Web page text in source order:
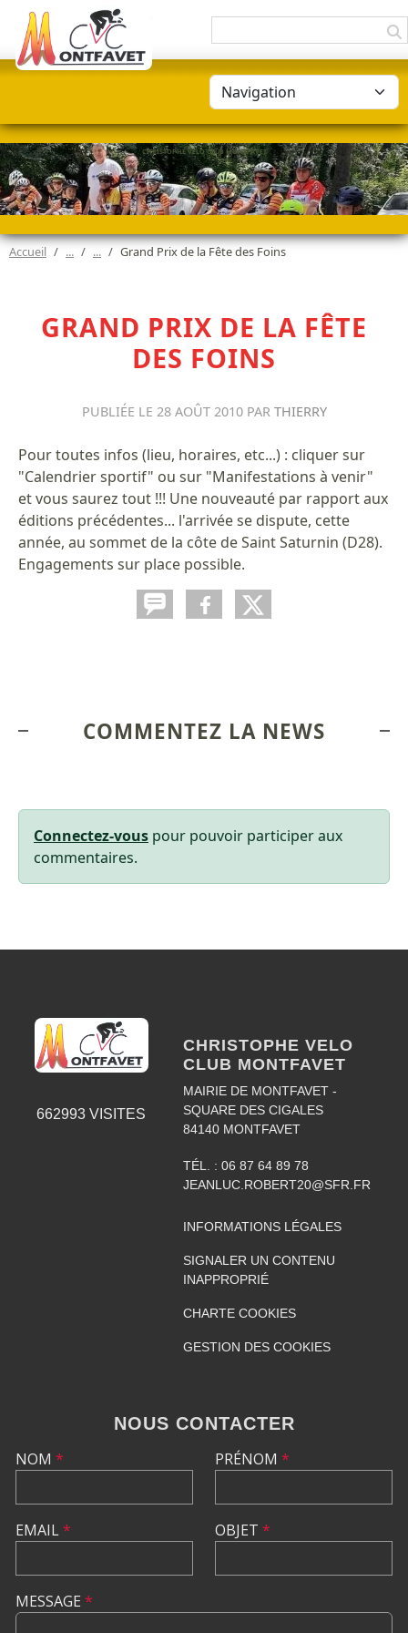
CHRISTOPHE VÉLO CLUB MONTFAVET
Accueil Grand Prix de la Fête des Foins
GRAND PRIX DE LA FÊTE
DES FOINS
PUBLIÉE LE 28 AOÛT 2010PAR THIERRY
Pour toutes infos (lieu, horaires, etc...) : cliquer sur
"Calendrier sportif" ou sur "Manifestations à venir"
et vous saurez tout !!! Une nouveauté par rapport aux
éditions précédentes... l'arrivée se dispute, cette
année, au sommet de la côte de Saint Saturnin (D28).
Engagements sur place possible.
COMMENTEZ LA NEWS
Connectez-vous pour pouvoir participer aux
commentaires.
662993 VISITES
CHRISTOPHE VELO
CLUB MONTFAVET
MAIRIE DE MONTFAVET -
SQUARE DES CIGALES
84140 MONTFAVET
TÉL. : 06 87 64 89 78
JEANLUC.ROBERT20@SFR.FR
INFORMATIONS LÉGALES
SIGNALER UN CONTENU
INAPPROPRIÉ
CHARTE COOKIES
GESTION DES COOKIES
NOUS CONTACTER
NOM *
EMAIL*
PRÉNOM *
OBJET *
MESSAGE *
Panneau de gestion des cookies